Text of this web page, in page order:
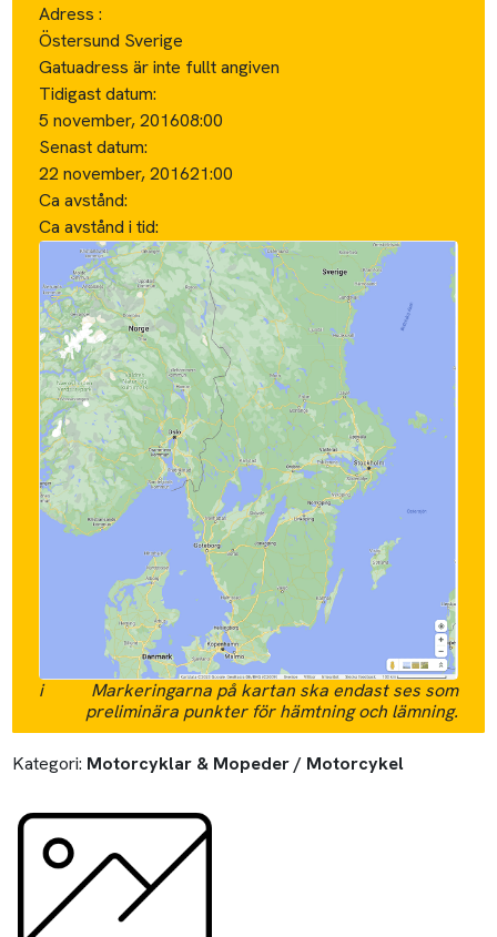
Adress :
Östersund Sverige
Gatuadress är inte fullt angiven
Tidigast datum:
5 november, 201608:00
Senast datum:
22 november, 201621:00
Ca avstånd:
Ca avstånd i tid:
i
Markeringarna på kartan ska endast ses som
preliminära punkter för hämtning och lämning.
Kategori: Motorcyklar & Mopeder / Motorcykel